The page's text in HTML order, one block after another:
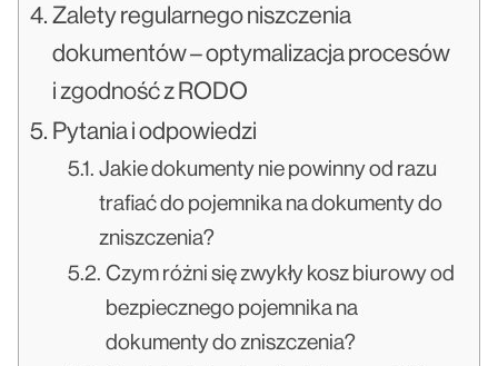
Zalety regularnego niszczenia
dokumentów – optymalizacja procesów
i zgodność z RODO
Pytania i odpowiedzi
Jakie dokumenty nie powinny od razu
trafiać do pojemnika na dokumenty do
zniszczenia?
Czym różni się zwykły kosz biurowy od
bezpiecznego pojemnika na
dokumenty do zniszczenia?